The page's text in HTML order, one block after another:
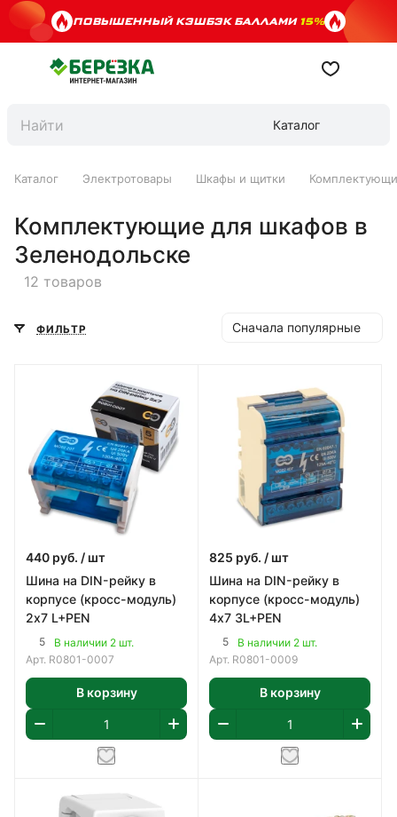
ПОВЫШЕННЫЙ КЭШБЭК БАЛЛАМИ15%
Каталог
Каталог Электротовары Шкафы и щитки
Комплектующие для шкафов в
Зеленодольске
12 товаров
ФИЛЬТР Сначала популярные
440 руб. / шт
Шина на DIN-рейку в
корпусе (кросс-модуль)
2х7 L+PEN
5
В наличии 2 шт.
Арт. R0801-0007
В корзину
825 руб. / шт
Шина на DIN-рейку в
корпусе (кросс-модуль)
4х7 3L+PEN
5
В наличии 2 шт.
Арт. R0801-0009
В корзину